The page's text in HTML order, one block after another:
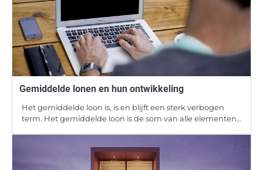
Gemiddelde lonen en hun ontwikkeling
Het gemiddelde loon is, is en blijft een sterk verbogen
term. Het gemiddelde loon is de som van alle elementen…